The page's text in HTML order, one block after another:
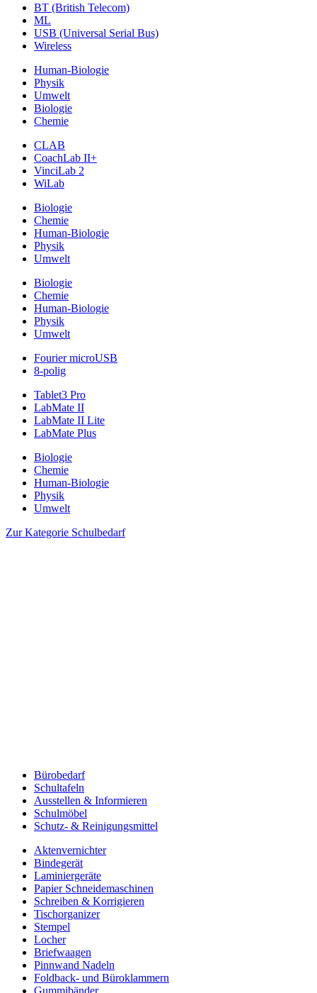
BT (British Telecom)
ML
USB (Universal Serial Bus)
Wireless
Human-Biologie
Physik
Umwelt
Biologie
Chemie
CLAB
CoachLab II+
VinciLab 2
WiLab
Biologie
Chemie
Human-Biologie
Physik
Umwelt
Biologie
Chemie
Human-Biologie
Physik
Umwelt
Fourier microUSB
8-polig
Tablet3 Pro
LabMate II
LabMate II Lite
LabMate Plus
Biologie
Chemie
Human-Biologie
Physik
Umwelt
Zur Kategorie Schulbedarf
Bürobedarf
Schultafeln
Ausstellen & Informieren
Schulmöbel
Schutz- & Reinigungsmittel
Aktenvernichter
Bindegerät
Laminiergeräte
Papier Schneidemaschinen
Schreiben & Korrigieren
Tischorganizer
Stempel
Locher
Briefwaagen
Pinnwand Nadeln
Foldback- und Büroklammern
Gummibänder